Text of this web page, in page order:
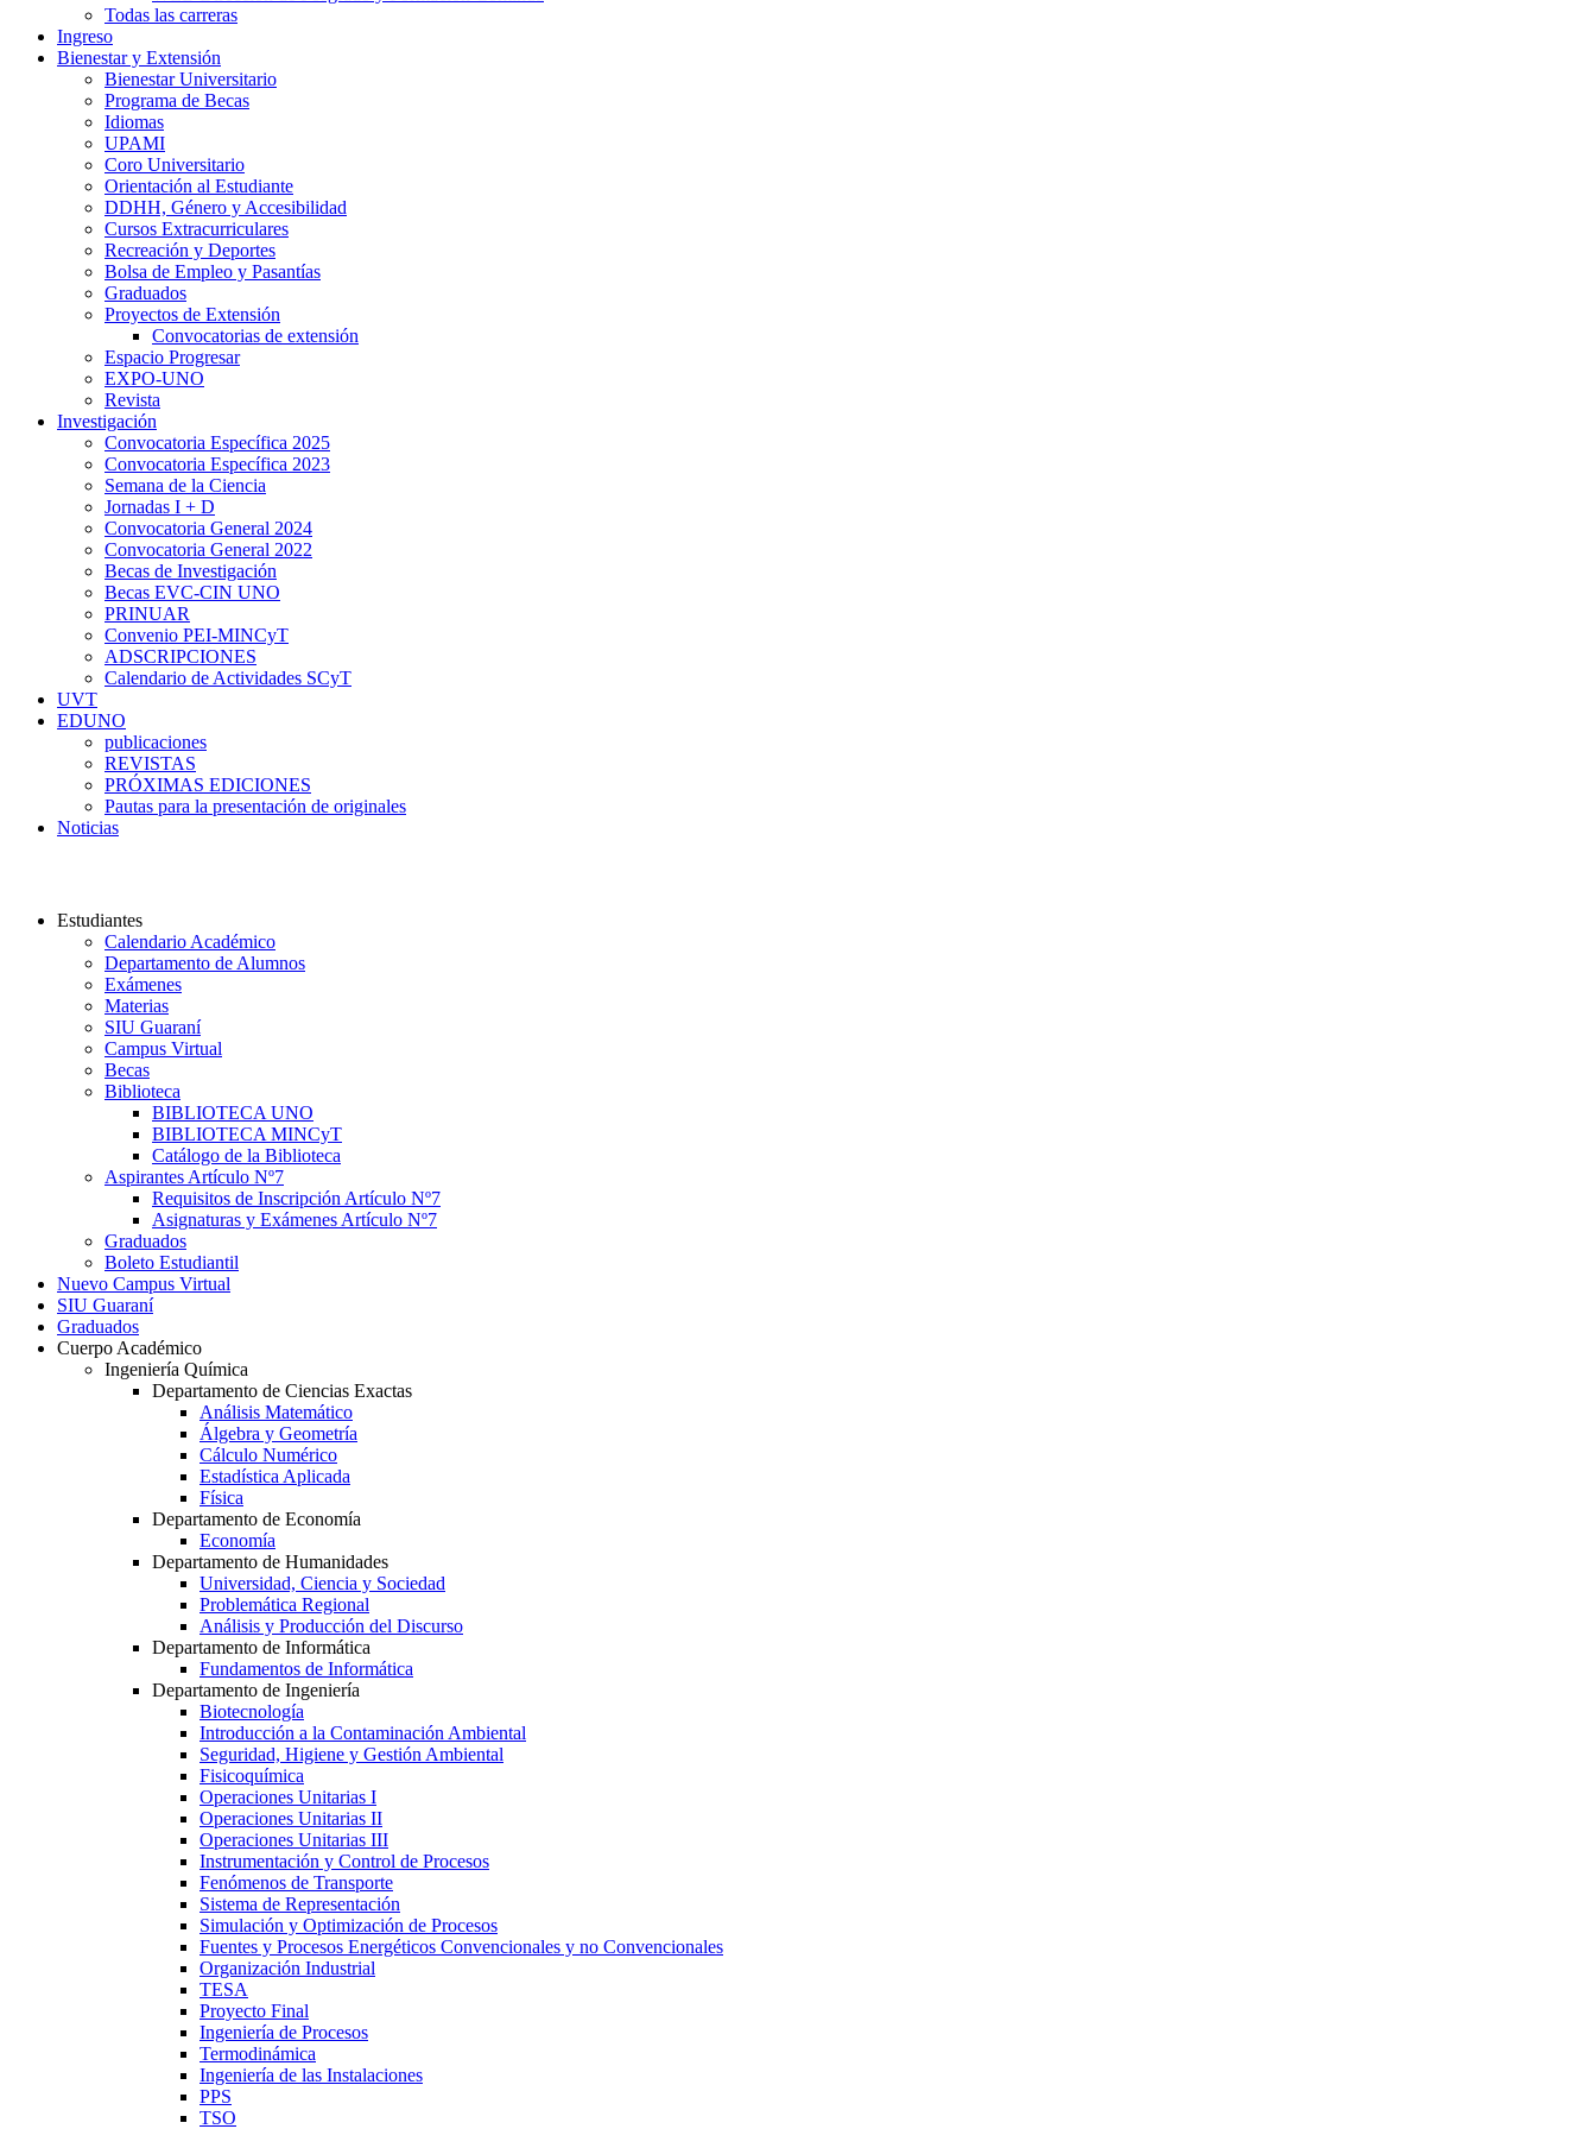
Todas las carreras
Ingreso
Bienestar y Extensión
Bienestar Universitario
Programa de Becas
Idiomas
UPAMI
Coro Universitario
Orientación al Estudiante
DDHH, Género y Accesibilidad
Cursos Extracurriculares
Recreación y Deportes
Bolsa de Empleo y Pasantías
Graduados
Proyectos de Extensión
Convocatorias de extensión
Espacio Progresar
EXPO-UNO
Revista
Investigación
Convocatoria Específica 2025
Convocatoria Específica 2023
Semana de la Ciencia
Jornadas I + D
Convocatoria General 2024
Convocatoria General 2022
Becas de Investigación
Becas EVC-CIN UNO
PRINUAR
Convenio PEI-MINCyT
ADSCRIPCIONES
Calendario de Actividades SCyT
UVT
EDUNO
publicaciones
REVISTAS
PRÓXIMAS EDICIONES
Pautas para la presentación de originales
Noticias
Estudiantes
Calendario Académico
Departamento de Alumnos
Exámenes
Materias
SIU Guaraní
Campus Virtual
Becas
Biblioteca
BIBLIOTECA UNO
BIBLIOTECA MINCyT
Catálogo de la Biblioteca
Aspirantes Artículo Nº7
Requisitos de Inscripción Artículo Nº7
Asignaturas y Exámenes Artículo Nº7
Graduados
Boleto Estudiantil
Nuevo Campus Virtual
SIU Guaraní
Graduados
Cuerpo Académico
Ingeniería Química
Departamento de Ciencias Exactas
Análisis Matemático
Álgebra y Geometría
Cálculo Numérico
Estadística Aplicada
Física
Departamento de Economía
Economía
Departamento de Humanidades
Universidad, Ciencia y Sociedad
Problemática Regional
Análisis y Producción del Discurso
Departamento de Informática
Fundamentos de Informática
Departamento de Ingeniería
Biotecnología
Introducción a la Contaminación Ambiental
Seguridad, Higiene y Gestión Ambiental
Fisicoquímica
Operaciones Unitarias I
Operaciones Unitarias II
Operaciones Unitarias III
Instrumentación y Control de Procesos
Fenómenos de Transporte
Sistema de Representación
Simulación y Optimización de Procesos
Fuentes y Procesos Energéticos Convencionales y no Convencionales
Organización Industrial
TESA
Proyecto Final
Ingeniería de Procesos
Termodinámica
Ingeniería de las Instalaciones
PPS
TSO